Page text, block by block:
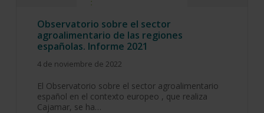
Observatorio sobre el sector
agroalimentario de las regiones
españolas. Informe 2021
4 de noviembre de 2022
El Observatorio sobre el sector agroalimentario
español en el contexto europeo , que realiza
Cajamar, se ha…